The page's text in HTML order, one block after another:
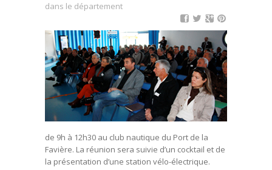
dans le département
de 9h à 12h30 au club nautique du Port de la
Favière. La réunion sera suivie d’un cocktail et de
la présentation d’une station vélo-électrique.